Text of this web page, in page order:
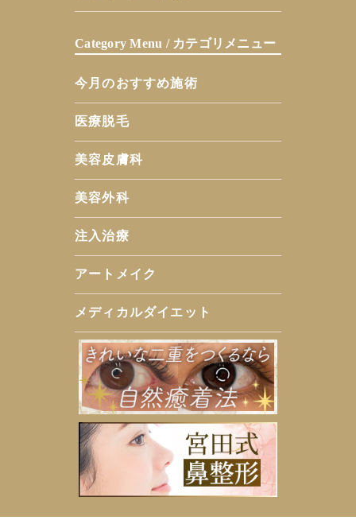
Category Menu / カテゴリメニュー
今月のおすすめ施術
医療脱毛
美容皮膚科
美容外科
注入治療
アートメイク
メディカルダイエット